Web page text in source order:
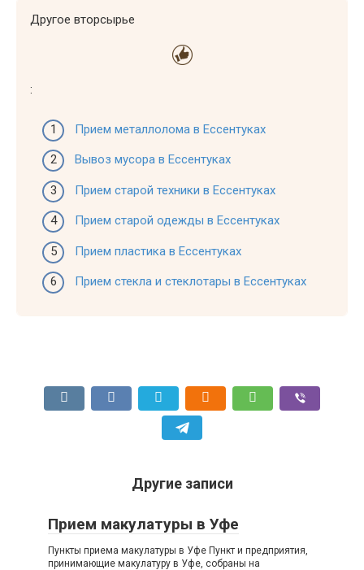
Другое вторсырье
:
Прием металлолома в Ессентуках
Вывоз мусора в Ессентуках
Прием старой техники в Ессентуках
Прием старой одежды в Ессентуках
Прием пластика в Ессентуках
Прием стекла и стеклотары в Ессентуках
Другие записи
Прием макулатуры в Уфе
Пункты приема макулатуры в Уфе Пункт и предприятия,
принимающие макулатуру в Уфе, собраны на